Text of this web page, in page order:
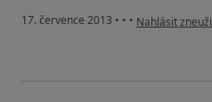
17. července 2013 • • • podle názoru
Nahlásit